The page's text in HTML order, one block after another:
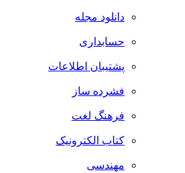
دانلود مجله
حسابداری
پشتیبان اطلاعات
فشرده ساز
فرهنگ لغت
کتاب الکترونیک
مهندسی